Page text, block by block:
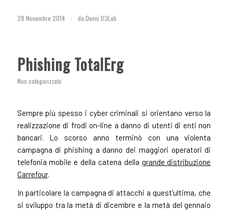
28 Novembre 2014 / da Denis D3Lab
Phishing TotalErg
Non categorizzato
Sempre più spesso i cyber criminali si orientano verso la
realizzazione di frodi on-line a danno di utenti di enti non
bancari. Lo scorso anno terminò con una violenta
campagna di phishing a danno dei maggiori operatori di
telefonia mobile e della catena della grande distribuzione
Carrefour.
In particolare la campagna di attacchi a quest’ultima, che
si sviluppo tra la metà di dicembre e la metà del gennaio